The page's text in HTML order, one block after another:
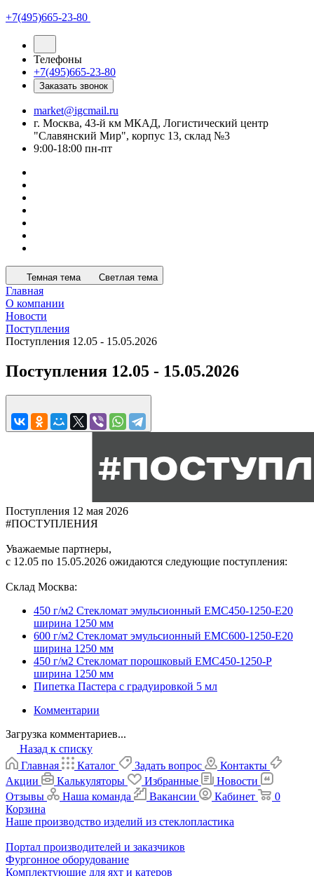
+7(495)665-23-80
Телефоны
+7(495)665-23-80
Заказать звонок
market@igcmail.ru
г. Москва, 43-й км МКАД, Логистический центр
"Славянский Мир", корпус 13, склад №3
9:00-18:00 пн-пт
Темная тема Светлая тема
Главная
О компании
Новости
Поступления
Поступления 12.05 - 15.05.2026
Поступления 12.05 - 15.05.2026
Поступления 12 мая 2026
#ПОСТУПЛЕНИЯ
Уважаемые партнеры,
с 12.05 по 15.05.2026 ожидаются следующие поступления:
Склад Москва:
450 г/м2 Стекломат эмульсионный ЕМС450-1250-E20
ширина 1250 мм
600 г/м2 Стекломат эмульсионный EMC600-1250-E20
ширина 1250 мм
450 г/м2 Стекломат порошковый EMC450-1250-P
ширина 1250 мм
Пипетка Пастера с градуировкой 5 мл
Комментарии
Загрузка комментариев...
Назад к списку
Главная
Каталог Задать вопрос
Контакты
Акции
Калькуляторы Избранные
Новости
Отзывы
Наша команда Вакансии Кабинет
0
Корзина
Наше производство изделий из стеклопластика
Портал производителей и заказчиков
Фургонное оборудование
Комплектующие для яхт и катеров